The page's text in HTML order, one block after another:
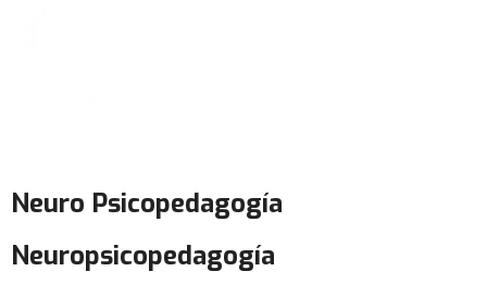
Neuro Psicopedagogía
Neuropsicopedagogía